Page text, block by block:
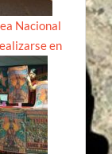
Nacional
en